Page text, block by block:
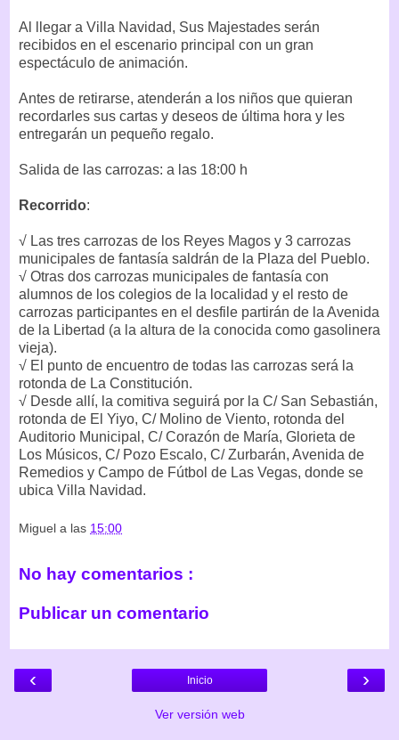
Al llegar a Villa Navidad, Sus Majestades serán
recibidos en el escenario principal con un gran
espectáculo de animación.
Antes de retirarse, atenderán a los niños que quieran
recordarles sus cartas y deseos de última hora y les
entregarán un pequeño regalo.
Salida de las carrozas: a las 18:00 h
Recorrido:
√ Las tres carrozas de los Reyes Magos y 3 carrozas
municipales de fantasía saldrán de la Plaza del Pueblo.
√ Otras dos carrozas municipales de fantasía con
alumnos de los colegios de la localidad y el resto de
carrozas participantes en el desfile partirán de la Avenida
de la Libertad (a la altura de la conocida como gasolinera
vieja).
√ El punto de encuentro de todas las carrozas será la
rotonda de La Constitución.
√ Desde allí, la comitiva seguirá por la C/ San Sebastián,
rotonda de El Yiyo, C/ Molino de Viento, rotonda del
Auditorio Municipal, C/ Corazón de María, Glorieta de
Los Músicos, C/ Pozo Escalo, C/ Zurbarán, Avenida de
Remedios y Campo de Fútbol de Las Vegas, donde se
ubica Villa Navidad.
Miguel a las 15:00
No hay comentarios :
Publicar un comentario
‹ ›
Inicio
Ver versión web